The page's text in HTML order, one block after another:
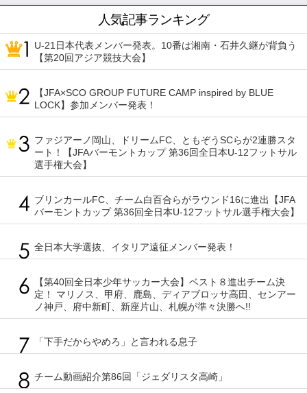
人気記事ランキング
U-21日本代表メンバー発表。10番は湘南・石井久継が背負う
【第20回アジア競技大会】
【JFA×SCO GROUP FUTURE CAMP inspired by BLUE
LOCK】参加メンバー発表！
ファジアーノ岡山、ドリームFC、ともぞうSCらが2連勝スタ
ート！【JFAバーモントカップ 第36回全日本U-12フットサル
選手権大会】
ブリンカールFC、チーム白百合らがラウンド16に進出【JFA
バーモントカップ 第36回全日本U-12フットサル選手権大会】
全日本大学選抜、イタリア遠征メンバー発表！
【第40回全日本少年サッカー大会】ベスト８進出チーム決
定！ マリノス、甲府、鹿島、ディアブロッサ高田、センアー
ノ神戸、府中新町、新座片山、札幌が準々決勝へ!!
「下手だからやめろ」と言われる息子
チーム動画紹介第86回「ジェダリスタ高崎」